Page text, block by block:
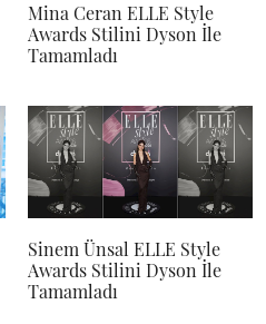
Mina Ceran ELLE Style
Awards Stilini Dyson İle
Tamamladı
Sinem Ünsal ELLE Style
Awards Stilini Dyson İle
Tamamladı